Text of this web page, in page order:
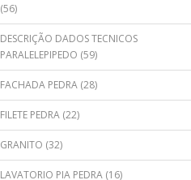
(56)
DESCRIÇÃO DADOS TECNICOS
PARALELEPIPEDO (59)
FACHADA PEDRA (28)
FILETE PEDRA (22)
GRANITO (32)
LAVATORIO PIA PEDRA (16)